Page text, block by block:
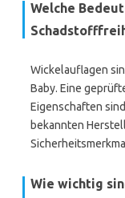
Welche
Wickelauflagen
Baby. Eine
Eigenschaften
bekannten
Wie wichtig